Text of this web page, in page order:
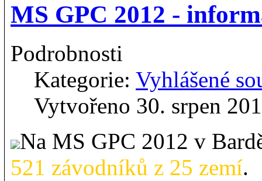
MS GPC 2012 -
Podrobnosti
Kategorie: Vyhlášené
Vytvořeno 30. srpen
Na MS GPC 2012 v
521 závodníků z 25 zemí.